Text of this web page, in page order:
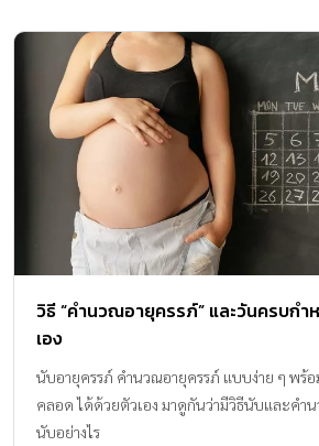
วิธี “คำนวณอายุครรภ์” และวันครบก
เอง
นับอายุครรภ์ คำนวณอายุครรภ์ แบบง่าย ๆ พร้
คลอด ได้ด้วยตัวเอง มาดูกันว่ามีวิธีนับและคำ
นับอย่างไร